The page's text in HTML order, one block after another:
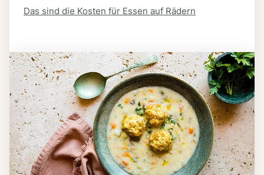
Das sind die Kosten für Essen auf Rädern